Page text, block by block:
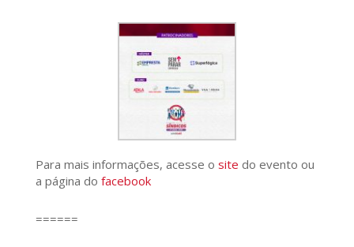
Para mais informações, acesse o site do evento ou
a página do facebook
======